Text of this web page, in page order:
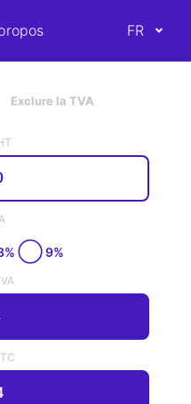
Exclure la TVA
9%
FR